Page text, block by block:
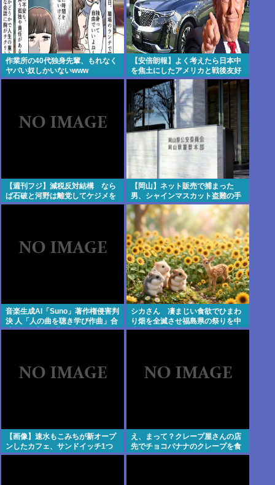
作業所の40代独身先輩、もれなく
ヤバい奴しかいないwww
【安倍朗報】よく考えたら日本中
を焦土にしたアメリカと戦後友好
関係築いてるのって奇跡だよな
【週刊フジ】減税反対結構 なら
ば石破と河野は離党してケジメを
つけろ
【岡山】ネット販売で捕まった
男、シャインマスカット盗難の手
口
音楽生成AI「Suno」著作権侵害判
決 人「人の曲を聴き学び作曲」合
法 Suno「人の曲を聴き学び作
シカさん 凄まじい食欲でひまわ
り畑を全滅させ福島県の祭りを中
止に追い込む
【画像】速水もこみちが新オープ
ンしたカフェ、サンドイッチ1つ
3000円www
え、まって？クレープ屋さんの店
先でチョコバナナのクレープを食
べてるおじさんがいるんだけど…